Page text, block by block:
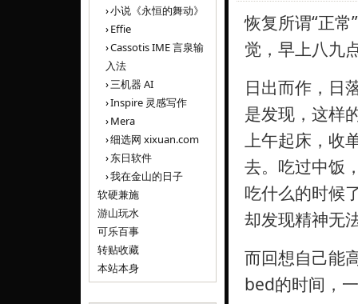
小说《永恒的舞动》
Effie
Cassotis IME 言泉输
入法
三机器 AI
Inspire 灵感写作
Mera
细选网 xixuan.com
东日软件
我在金山的日子
软硬兼施
游山玩水
可乐百事
转贴收藏
本站本身
恢复所谓“正
觉，早上八九
日出而作，日
是发现，这样
上午起床，收
去。吃过中饭
吃什么的时候
却发现精神无
而回想自己能
bed的时间，